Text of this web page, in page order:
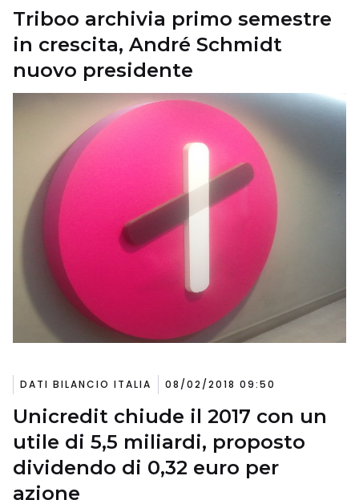
Triboo archivia primo semestre
in crescita, André Schmidt
nuovo presidente
DATI BILANCIO ITALIA 08/02/2018 09:50
Unicredit chiude il 2017 con un
utile di 5,5 miliardi, proposto
dividendo di 0,32 euro per
azione